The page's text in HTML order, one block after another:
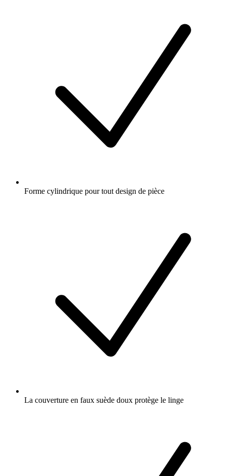
Forme cylindrique pour tout design de pièce
La couverture en faux suède doux protège le linge